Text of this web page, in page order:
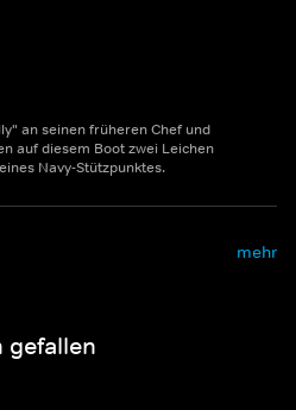
an seinen früheren Chef und
auf diesem Boot zwei Leichen
Navy-Stützpunktes.
mehr
gefallen